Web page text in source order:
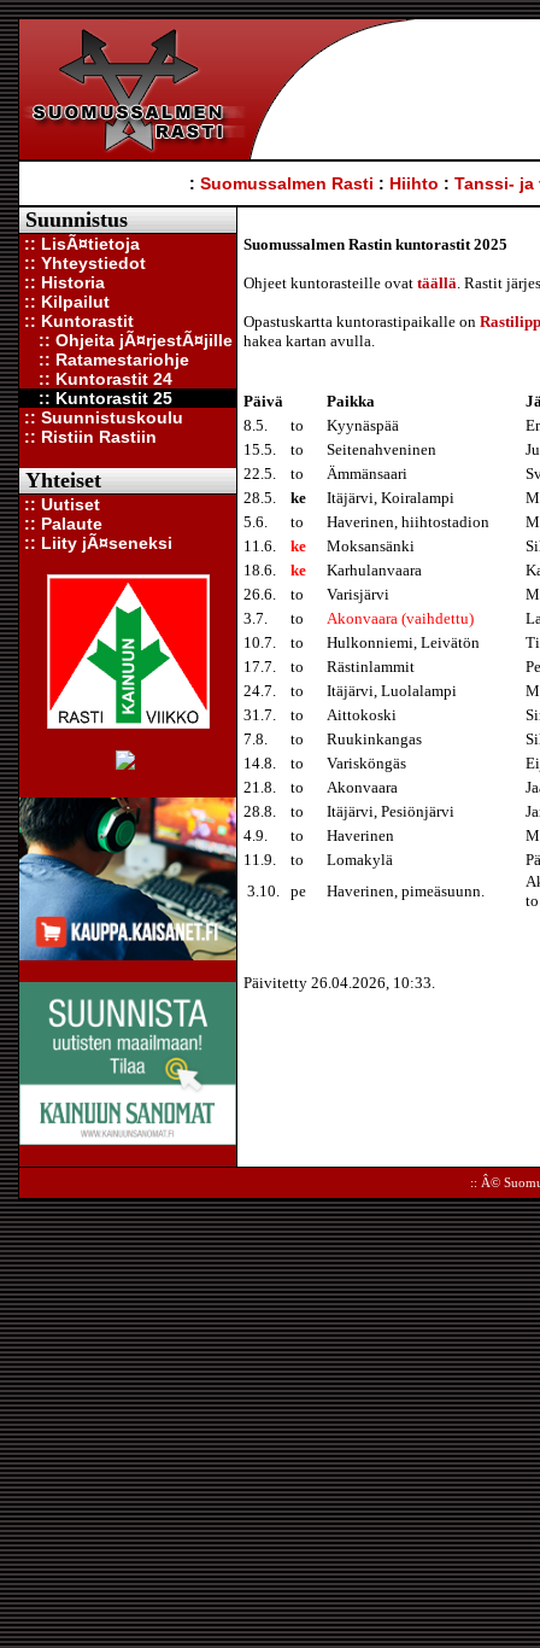
: Suomussalmen Rasti : Hiihto : Tanssi-
Suunnistus
:: LisÃ¤tietoja
:: Yhteystiedot
:: Historia
:: Kilpailut
:: Kuntorastit
:: Ohjeita jÃ¤rjestÃ¤jille
:: Ratamestariohje
:: Kuntorastit 24
:: Kuntorastit 25
:: Suunnistuskoulu
:: Ristiin Rastiin
Yhteiset
:: Uutiset
:: Palaute
:: Liity jÃ¤seneksi
Suomussalmen Rastin kuntorastit 2025
Ohjeet kuntorasteille ovat täällä. Rastit
Opastuskartta kuntorastipaikalle on
hakea kartan avulla.
Päivä Paikka
8.5.
to Kyynäspää
15.5.
to Seitenahveninen
22.5.
to Ämmänsaari
28.5.
ke Itäjärvi, Koiralampi
5.6.
to Haverinen, hiihtostadion
11.6.
ke Moksansänki
18.6.
ke Karhulanvaara
26.6.
to Varisjärvi
3.7.
to Akonvaara (vaihdettu)
10.7.
to Hulkonniemi, Leivätön
17.7.
to Rästinlammit
24.7.
to Itäjärvi, Luolalampi
31.7.
to Aittokoski
7.8.
to Ruukinkangas
14.8.
to Varisköngäs
21.8.
to Akonvaara
28.8.
to Itäjärvi, Pesiönjärvi
4.9.
to Haverinen
11.9.
to Lomakylä
3.10. pe Haverinen, pimeäsuunn.
Päivitetty 26.04.2026, 10:33.
:: Â©